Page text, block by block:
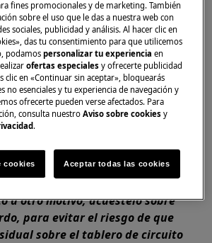
para desconectar la
componentes de la parte
provocar lesiones, por lo que
utilizar protección adecuada y
lado.
colocar el aparato de lado por
u otro motivo, acuéstelo sobre
para evitar el riesgo de que
sobre el tablero de circuito
fines promocionales y de marketing. También
sobre el uso que le das a nuestra web con
sociales, publicidad y análisis. Al hacer clic en
das tu consentimiento para que utilicemos
podamospersonalizar tu experienciaen
ofertas especiales y ofrecerte publicidad
clic en «Continuar sin aceptar», bloquearás
no esenciales y tu experiencia de navegación y
ofrecerte pueden verse afectados. Para
consulta nuestroAviso sobre cookies y
.
cookies Aceptar todas las cookies